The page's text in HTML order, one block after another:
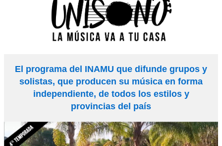
El programa del INAMU que difunde grupos y
solistas, que producen su música en forma
independiente, de todos los estilos y
provincias del país